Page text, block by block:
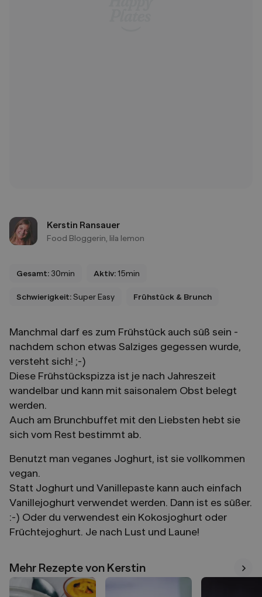
Kerstin Ransauer
Food Bloggerin, lila lemon
Gesamt: 30min Aktiv:15min
Schwierigkeit:Super Easy Frühstück & Brunch
Manchmal darf es zum Frühstück auch süß sein -
nachdem schon etwas Salziges gegessen wurde,
versteht sich! ;-)
Diese Frühstückspizza ist je nach Jahreszeit
wandelbar und kann mit saisonalem Obst belegt
werden.
Auch am Brunchbuffet mit den Liebsten hebt sie
sich vom Rest bestimmt ab.
Benutzt man veganes Joghurt, ist sie vollkommen
vegan.
Statt Joghurt und Vanillepaste kann auch einfach
Vanillejoghurt verwendet werden. Dann ist es süßer.
:-) Oder du verwendest ein Kokosjoghurt oder
Früchtejoghurt. Je nach Lust und Laune!
Mehr Rezepte von Kerstin